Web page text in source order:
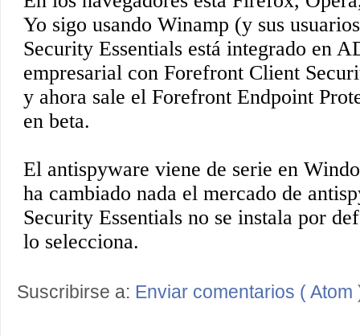
Suscribirse a: Enviar comentarios ( Atom